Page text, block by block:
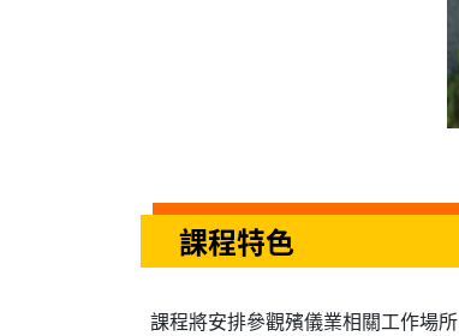
課程特色
課程將安排參觀殯儀業相關工作場所